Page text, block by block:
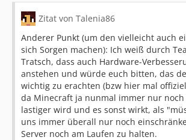
Zitat von Talenia86
Anderer Punkt (um den vielleicht auch
sich Sorgen machen): Ich weiß durch
Tratsch, dass auch Hardware-
anstehen und würde euch bitten, das
wichtig zu erachten (bzw hier mal
da Minecraft ja nunmal immer nur noch
lastiger wird und es sonst wirkt, als
uns immer überall nur noch
Server noch am Laufen zu halten.